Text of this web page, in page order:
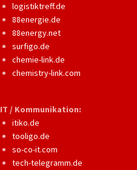
logistiktreff.de
88energie.de
88energy.net
surfigo.de
chemie-link.de
chemistry-link.com
IT / Kommunikation:
itiko.de
tooligo.de
so-co-it.com
tech-telegramm.de